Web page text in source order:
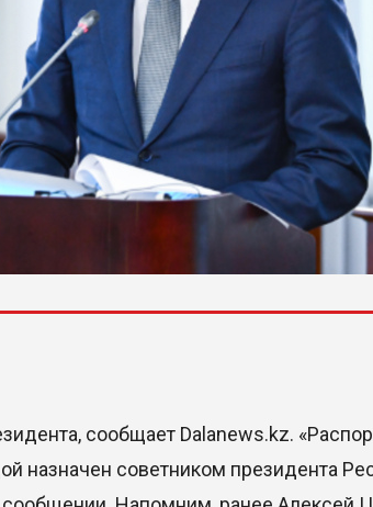
сообщает Dalanews.kz.
назначен советником президента